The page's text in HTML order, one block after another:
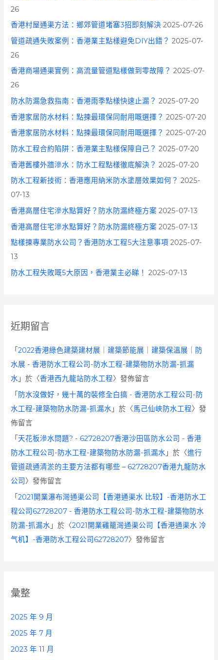
26
香港村屋通渠方法：鄉郊管道堵塞3招即刻解決 2025-07-26
管道疏通失敗案例：香港業主點樣避免DIY出錯？ 2025-07-
26
香港商場通渠實例：高流量管道點樣做到零故障？ 2025-07-
26
防水防漏急救指南：香港雨季點樣快速止漏？ 2025-07-20
香港家居防水材料：點揀最環保同耐用嘅選擇？ 2025-07-20
香港家居防水材料：點揀最環保同耐用嘅選擇？ 2025-07-20
防水工程合約陷阱：香港業主點樣保障自己？ 2025-07-20
香港舊樓外牆滲水：防水工程點樣徹底解決？ 2025-07-20
防水工程新技術：香港應用納米防水塗層效果如何？ 2025-
07-13
香港高層住宅滲水點算好？防水防漏終極方案 2025-07-13
香港高層住宅滲水點算好？防水防漏終極方案 2025-07-13
點樣揀專業防水公司？香港防水工程5大注意事項 2025-07-
13
防水工程失敗嘅5大原因，香港業主必睇！
2025-07-13
近期留言
「2022香港綠色建築建材展｜建築節能展｜建築保溫展｜防
水展 - 香港防水工程公司-防水工程-建築物防水防漏-抓漏
水 」於〈香港西九龍站防水工程〉發佈留言
「 防水沒做好，幾十萬的裝修全白搞 - 香港防水工程公司-防
水工程-建築物防水防漏-抓漏水 」於〈馬己仙峽防水工程〉發
佈留言
「 天花板滲水問題? - 62728207香港沙田區防水公司 - 香港
防水工程公司-防水工程-建築物防水防漏-抓漏水 」於〈進行
管道疏通清淤的主要方法都有哪些 – 62728207香港九龍防水
公司 〉發佈留言
「2021開業瀑布灣通渠公司【香港通渠水 比较】-香港防水工
程公司62728207 - 香港防水工程公司-防水工程-建築物防水
防漏-抓漏水 」於〈2021開業雞籠灣通渠公司【香港通渠水 冷
气机】-香港防水工程公司62728207〉發佈留言
彙整
2025 年 9 月
2025 年 7 月
2023 年 11 月